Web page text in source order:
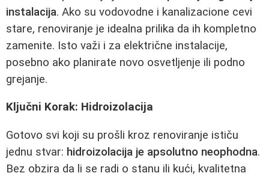
instalacija. Ako su vodovodne i kanalizacione cevi
stare, renoviranje je idealna prilika da ih kompletno
zamenite. Isto važi i za električne instalacije,
posebno ako planirate novo osvetljenje ili podno
grejanje.
Ključni Korak: Hidroizolacija
Gotovo svi koji su prošli kroz renoviranje ističu
jednu stvar: hidroizolacija je apsolutno neophodna.
Bez obzira da li se radi o stanu ili kući, kvalitetna